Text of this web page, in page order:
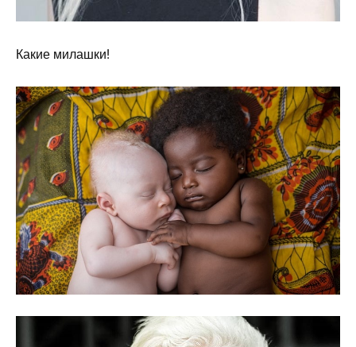
Какие милашки!